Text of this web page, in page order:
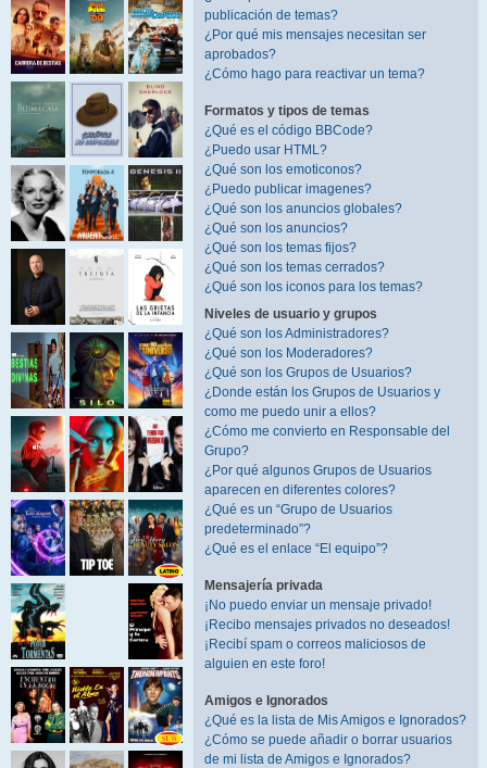
publicación de temas?
¿Por qué mis mensajes necesitan ser
aprobados?
¿Cómo hago para reactivar un tema?
Formatos y tipos de temas
¿Qué es el código BBCode?
¿Puedo usar HTML?
¿Qué son los emoticonos?
¿Puedo publicar imagenes?
¿Qué son los anuncios globales?
¿Qué son los anuncios?
¿Qué son los temas fijos?
¿Qué son los temas cerrados?
¿Qué son los iconos para los temas?
Niveles de usuario y grupos
¿Qué son los Administradores?
¿Qué son los Moderadores?
¿Qué son los Grupos de Usuarios?
¿Donde están los Grupos de Usuarios y
como me puedo unir a ellos?
¿Cómo me convierto en Responsable del
Grupo?
¿Por qué algunos Grupos de Usuarios
aparecen en diferentes colores?
¿Qué es un “Grupo de Usuarios
predeterminado”?
¿Qué es el enlace “El equipo”?
Mensajería privada
¡No puedo enviar un mensaje privado!
¡Recibo mensajes privados no deseados!
¡Recibí spam o correos maliciosos de
alguien en este foro!
Amigos e Ignorados
¿Qué es la lista de Mis Amigos e Ignorados?
¿Cómo se puede añadir o borrar usuarios
de mi lista de Amigos e Ignorados?